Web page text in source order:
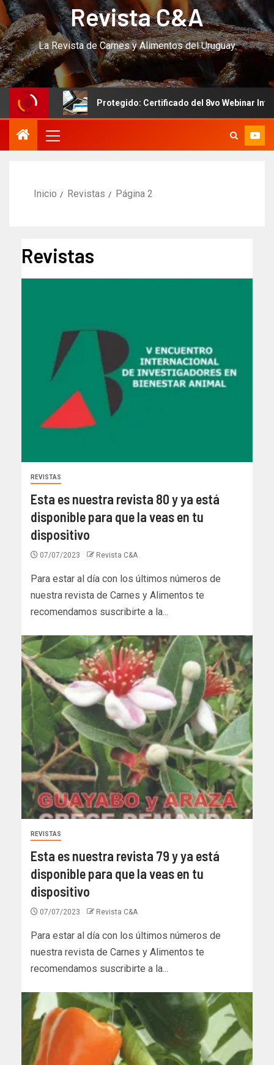
Revista C&A
La Revista de Carnes y Alimentos del Uruguay
Protegido: Certificado del 8vo Webinar Internacional
Inicio Revistas Página 2
Revistas
REVISTAS
Esta es nuestra revista 80 y ya está
disponible para que la veas en tu
dispositivo
07/07/2023 Revista C&A
Para estar al día con los últimos números de
nuestra revista de Carnes y Alimentos te
recomendamos suscribirte a la...
REVISTAS
Esta es nuestra revista 79 y ya está
disponible para que la veas en tu
dispositivo
07/07/2023 Revista C&A
Para estar al día con los últimos números de
nuestra revista de Carnes y Alimentos te
recomendamos suscribirte a la...